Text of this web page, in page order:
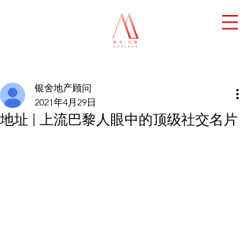
地址 | 上流巴黎人眼中的顶级社交名片
银舍地产顾问
2021年4月29日